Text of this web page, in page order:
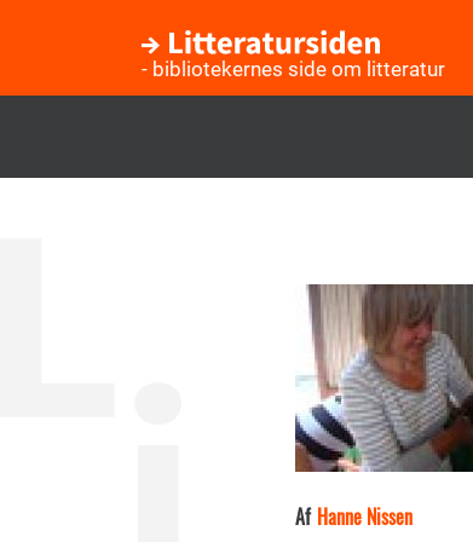
- bibliotekernes side om litteratur
Af Hanne Nissen